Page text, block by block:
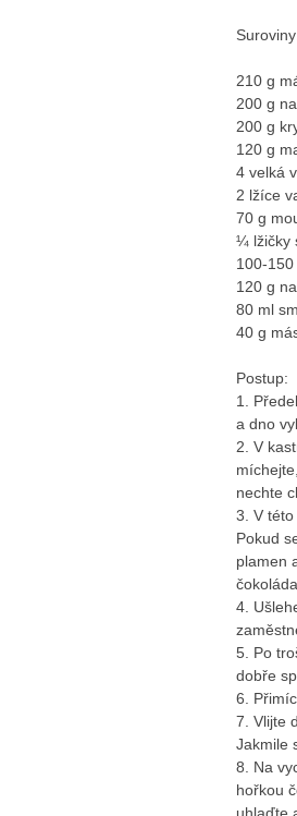
210 g
200 g
200 g
120 g
4 velká
2 lžíce
70 g
¼ lžičky
100-
120 g
80 ml
40 g
Postup:
1.
a dno
2. V
nechte
3. V
Pokud
plamen
4.
5. Po
dobře
6.
7. Vlijte
Jakmile
8. Na
hořkou